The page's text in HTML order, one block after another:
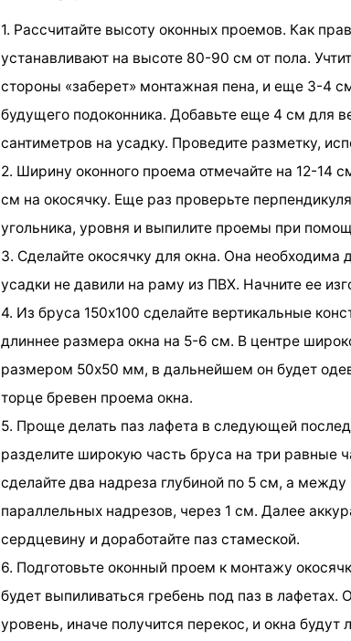
1. Рассчитайте высоту оконных проемов. Как
устанавливают на высоте 80-90 см от пола.
стороны «заберет» монтажная пена, и еще 3-4
будущего подоконника. Добавьте еще 4 см для
сантиметров на усадку. Проведите разметку,
2. Ширину оконного проема отмечайте на 12-14
см на окосячку. Еще раз проверьте
угольника, уровня и выпилите проемы при
3. Сделайте окосячку для окна. Она необходима
усадки не давили на раму из ПВХ. Начните ее
4. Из бруса 150х100 сделайте вертикальные
длиннее размера окна на 5-6 см. В центре
размером 50х50 мм, в дальнейшем он будет
торце бревен проема окна.
5. Проще делать паз лафета в следующей
разделите широкую часть бруса на три равные
сделайте два надреза глубиной по 5 см, а
параллельных надрезов, через 1 см. Далее
сердцевину и доработайте паз стамеской.
6. Подготовьте оконный проем к монтажу
будет выпиливаться гребень под паз в лафетах.
уровень, иначе получится перекос, и окна будут